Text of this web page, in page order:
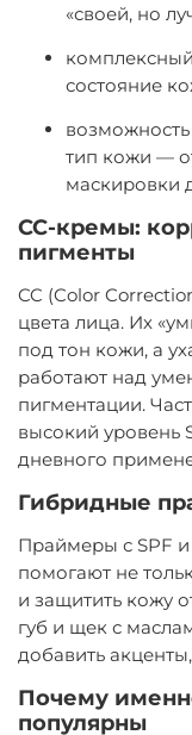
«своей, но
состояние
тип кожи —
маскировки
CC-кремы:
пигменты
CC (Color
цвета лица. Их
под тон кожи, а
работают над
пигментации.
высокий уровень
дневного
Гибридные
Праймеры с SPF
помогают не
и защитить кожу
губ и щек с
добавить
Почему
популярны